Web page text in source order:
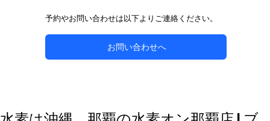
予約やお問い合わせは以下よりご連絡ください。
お問い合わせへ
自然な方法で副鼻腔炎のケアを目指す